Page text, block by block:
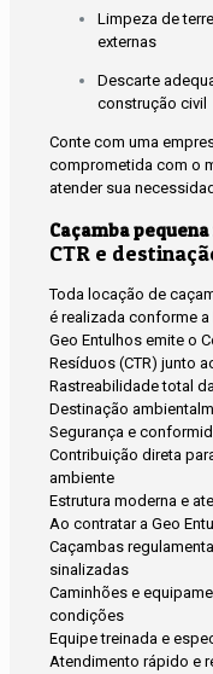
Limpeza de
externas
Descarte
construção civil
Conte com uma
comprometida com o
atender sua
Caçamba
CTR e
Toda locação de
é realizada conforme a
Geo Entulhos emite o
Resíduos (CTR) junto
Rastreabilidade total
Destinação
Segurança e
Contribuição direta
ambiente
Estrutura moderna e
Ao contratar a Geo
Caçambas
sinalizadas
Caminhões e
condições
Equipe treinada e
Atendimento rápido e